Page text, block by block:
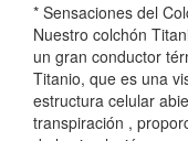
* Sensaciones del
Nuestro colchón
un gran conductor
Titanio, que es una
estructura celular
transpiración ,